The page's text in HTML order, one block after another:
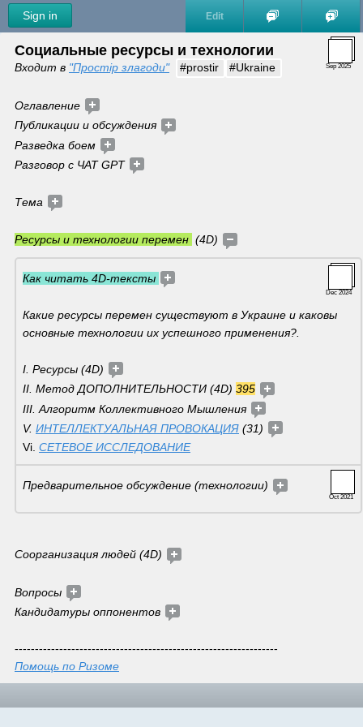
Sign in Edit
Sep 2025
Социальные ресурсы и технологии
Входит в "Простір злагоди" #prostir #Ukraine
Оглавление
Публикации и обсуждения
Разведка боем
Разговор с ЧАТ GPT
Тема
Ресурсы и технологии перемен (4D)
Dec 2024
Как читать 4D-тексты
Какие ресурсы перемен существуют в Украине и каковы
основные технологии их успешного применения?.
I. Ресурсы (4D)
II. Метод ДОПОЛНИТЕЛЬНОСТИ (4D) 395
III. Алгоритм Коллективного Мышления
V. ИНТЕЛЛЕКТУАЛЬНАЯ ПРОВОКАЦИЯ (31)
Vi. СЕТЕВОЕ ИССЛЕДОВАНИЕ
Oct 2021
Предварительное обсуждение (технологии)
Соорганизация людей (4D)
Вопросы
Кандидатуры оппонентов
-----------------------------------------------------------------
Помощь по Ризоме